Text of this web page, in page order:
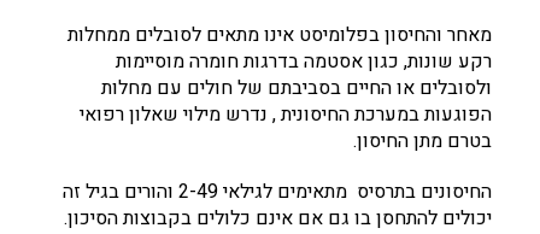
מאחר והחיסון בפלומיסט אינו מתאים לסובלים ממחלות
רקע שונות, כגון אסטמה בדרגות חומרה מוסיימות
ולסובלים או החיים בסביבתם של חולים עם מחלות
הפוגעות במערכת החיסונית , נדרש מילוי שאלון רפואי
בטרם מתן החיסון.
החיסונים בתרסיס מתאימים לגילאי 2-49 והורים בגיל זה
יכולים להתחסן בו גם אם אינם כלולים בקבוצות הסיכון.